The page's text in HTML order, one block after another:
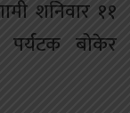
शनिवार ११
बोकेर